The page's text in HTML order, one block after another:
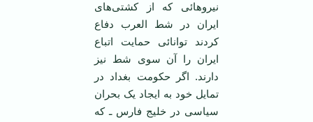
نيروهائی که از کشتی‌های
ايران در شط‌ العرب دفاع
کردند توانائی حمايت اتباع
ايران را آن سوی شط نيز
دارند. اگر حکومت بغداد در
تمايل خود به ايجاد يک بحران
سياسی در خليج فارس ـ که